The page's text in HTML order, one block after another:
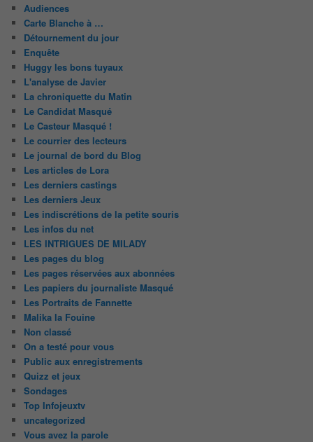
Audiences
Carte Blanche à …
Détournement du jour
Enquête
Huggy les bons tuyaux
L'analyse de Javier
La chroniquette du Matin
Le Candidat Masqué
Le Casteur Masqué !
Le courrier des lecteurs
Le journal de bord du Blog
Les articles de Lora
Les derniers castings
Les derniers Jeux
Les indiscrétions de la petite souris
Les infos du net
LES INTRIGUES DE MILADY
Les pages du blog
Les pages réservées aux abonnées
Les papiers du journaliste Masqué
Les Portraits de Fannette
Malika la Fouine
Non classé
On a testé pour vous
Public aux enregistrements
Quizz et jeux
Sondages
Top Infojeuxtv
uncategorized
Vous avez la parole